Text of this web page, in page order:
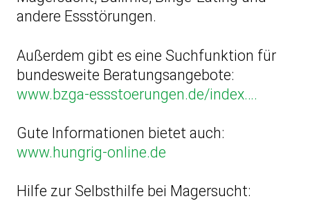
andere Essstörungen.
Außerdem gibt es eine Suchfunktion für
bundesweite Beratungsangebote:
www.bzga-essstoerungen.de/index….
Gute Informationen bietet auch:
www.hungrig-online.de
Hilfe zur Selbsthilfe bei Magersucht: